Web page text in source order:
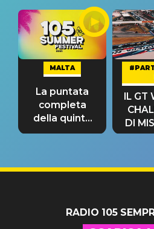
MALTA
La puntata
completa
della quinta
tappa
IL GT
DI
RADIO 105